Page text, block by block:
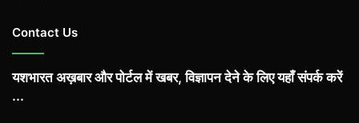
Contact Us
यशभारत अख़बार और पोर्टल में खबर, विज्ञापन देने के लिए यहाँ संपर्क करें
...